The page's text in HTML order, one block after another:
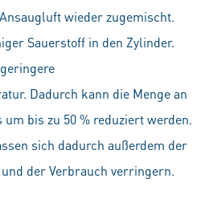
wieder zugemischt.
Sauerstoff in den Zylinder.
Dadurch kann die Menge an
bis zu 50 % reduziert werden.
sich dadurch außerdem der
der Verbrauch verringern.